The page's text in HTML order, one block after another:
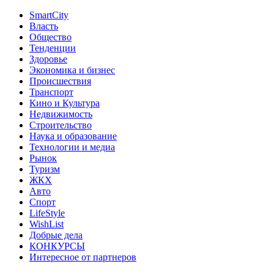
SmartCity
Власть
Общество
Тенденции
Здоровье
Экономика и бизнес
Происшествия
Транспорт
Кино и Культура
Недвижимость
Строительство
Наука и образование
Технологии и медиа
Рынок
Туризм
ЖКХ
Авто
Спорт
LifeStyle
WishList
Добрые дела
КОНКУРСЫ
Интересное от партнеров